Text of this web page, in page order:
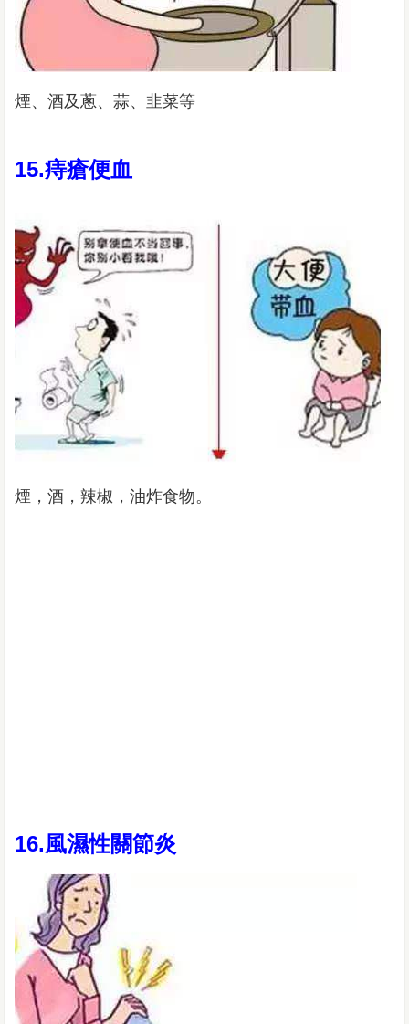
煙、酒及蔥、蒜、韭菜等
15.痔瘡便血
煙，酒，辣椒，油炸食物。
16.風濕性關節炎